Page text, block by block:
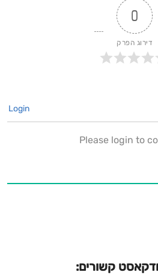
0
דירוג הפרק
Please login to
קשורים: